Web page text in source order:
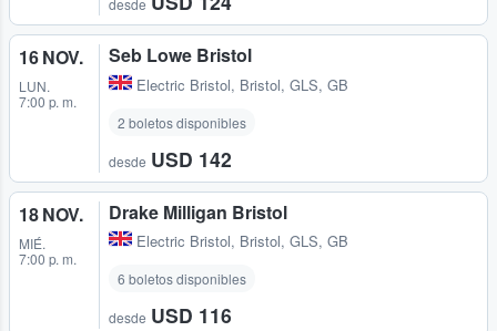
desde
16 NOV.
LUN.
7:00 p. m.
Seb Lowe Bristol
Electric Bristol, Bristol, GLS, GB
2 boletos disponibles
desde USD 142
18 NOV.
MIÉ.
7:00 p. m.
Drake Milligan Bristol
Electric Bristol, Bristol, GLS, GB
6 boletos disponibles
desde USD 116